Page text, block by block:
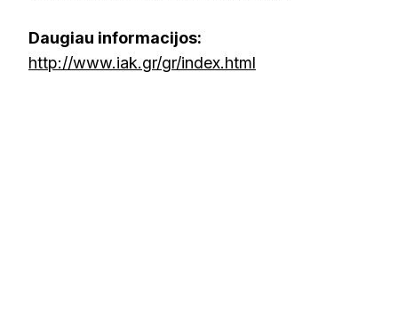
Daugiau informacijos:
http://www.iak.gr/gr/index.html